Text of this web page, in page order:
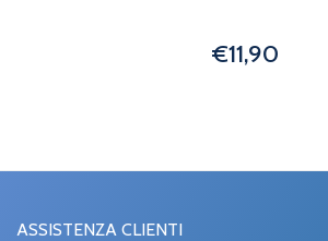
€11,90
ASSISTENZA CLIENTI